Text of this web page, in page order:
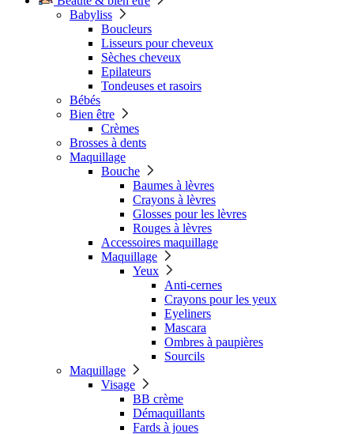
Babyliss
Boucleurs
Lisseurs pour cheveux
Sèches cheveux
Epilateurs
Tondeuses et rasoirs
Bébés
Bien être
Crèmes
Brosses à dents
Maquillage
Bouche
Baumes à lèvres
Crayons à lèvres
Glosses pour les lèvres
Rouges à lèvres
Accessoires maquillage
Maquillage
Yeux
Anti-cernes
Crayons pour les yeux
Eyeliners
Mascara
Ombres à paupières
Sourcils
Maquillage
Visage
BB crème
Démaquillants
Fards à joues